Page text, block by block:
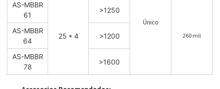
Único
AS-MBBR
61
25 * 4
>1250
260 mil
AS-MBBR
64
>1200
AS-MBBR
78
>1600